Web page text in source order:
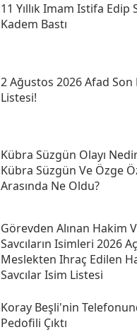
11 Yıllık Imam Istifa Edip
Kadem Bastı
2 Ağustos 2026 Afad
Listesi!
Kübra Süzgün Olayı
Kübra Süzgün Ve Özge
Arasında Ne Oldu?
Görevden Alınan Hakim
Savcıların Isimleri 2026
Meslekten Ihraç Edilen
Savcılar Isim Listesi
Koray Beşli'nin
Pedofili Çıktı